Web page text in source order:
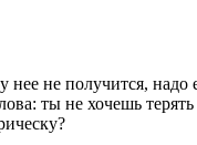
не получится, надо
ты не хочешь